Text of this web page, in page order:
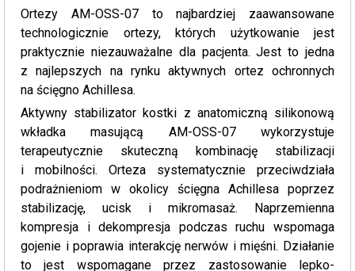
Ortezy AM-OSS-07 to najbardziej zaawansowane
technologicznie ortezy, których użytkowanie jest
praktycznie niezauważalne dla pacjenta. Jest to jedna
z najlepszych na rynku aktywnych ortez ochronnych
na ścięgno Achillesa.
Aktywny stabilizator kostki z anatomiczną silikonową
wkładka masującą AM-OSS-07 wykorzystuje
terapeutycznie skuteczną kombinację stabilizacji
i mobilności. Orteza systematycznie przeciwdziała
podrażnieniom w okolicy ścięgna Achillesa poprzez
stabilizację, ucisk i mikromasaż. Naprzemienna
kompresja i dekompresja podczas ruchu wspomaga
gojenie i poprawia interakcję nerwów i mięśni. Działanie
to jest wspomagane przez zastosowanie lepko-